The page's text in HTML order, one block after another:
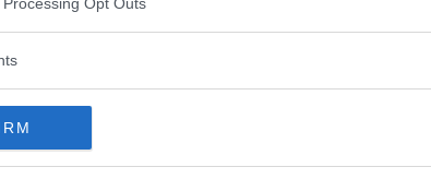
il Neonato
4 tutine o 4 top + braghette o 4
coprifasce + ghettina